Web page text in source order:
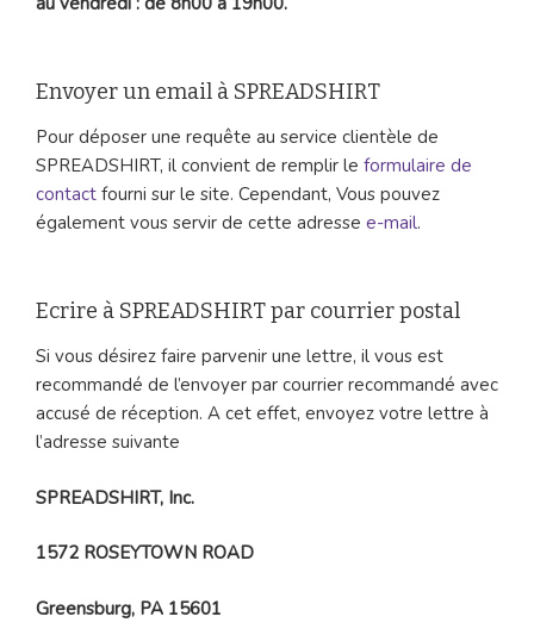
Envoyer un email à SPREADSHIRT
Pour déposer une requête au service clientèle de
SPREADSHIRT, il convient de remplir le formulaire de
contact fourni sur le site. Cependant, Vous pouvez
également vous servir de cette adresse e-mail.
Ecrire à SPREADSHIRT par courrier postal
Si vous désirez faire parvenir une lettre, il vous est
recommandé de l’envoyer par courrier recommandé avec
accusé de réception. A cet effet, envoyez votre lettre à
l’adresse suivante
SPREADSHIRT, Inc.
1572 ROSEYTOWN ROAD
Greensburg, PA 15601